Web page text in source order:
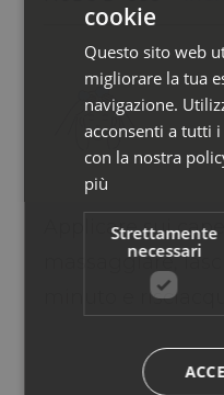
Applicare sui
massaggiare,
minuto e
cookie
Questo sito web
migliorare la tua
navigazione.
acconsenti a tutti
con la nostra
più
Strettamente
necessari